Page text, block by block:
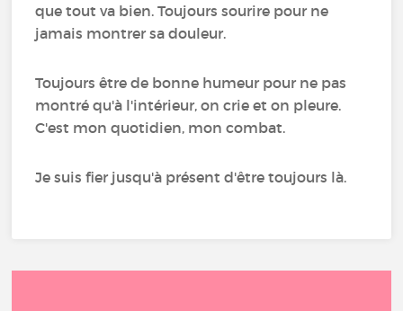
que tout va bien. Toujours sourire pour ne
jamais montrer sa douleur.
Toujours être de bonne humeur pour ne pas
montré qu'à l'intérieur, on crie et on pleure.
C'est mon quotidien, mon combat.
Je suis fier jusqu'à présent d'être toujours là.